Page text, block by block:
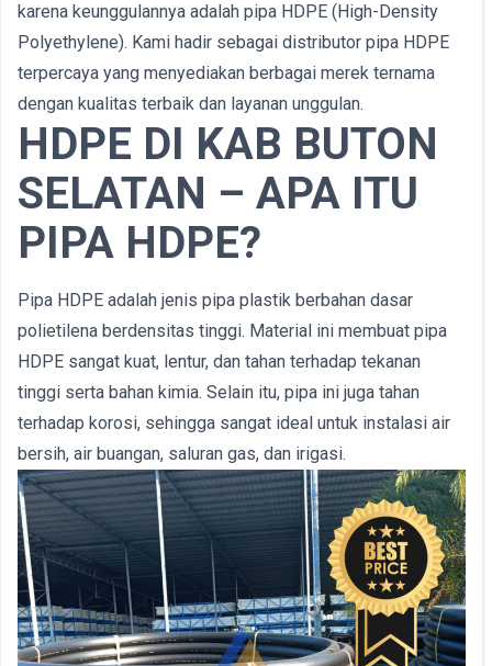
karena keunggulannya adalah pipa HDPE (High-Density
Polyethylene). Kami hadir sebagai distributor pipa HDPE
terpercaya yang menyediakan berbagai merek ternama
dengan kualitas terbaik dan layanan unggulan.
HDPE DI KAB BUTON
SELATAN – APA ITU
PIPA HDPE?
Pipa HDPE adalah jenis pipa plastik berbahan dasar
polietilena berdensitas tinggi. Material ini membuat pipa
HDPE sangat kuat, lentur, dan tahan terhadap tekanan
tinggi serta bahan kimia. Selain itu, pipa ini juga tahan
terhadap korosi, sehingga sangat ideal untuk instalasi air
bersih, air buangan, saluran gas, dan irigasi.